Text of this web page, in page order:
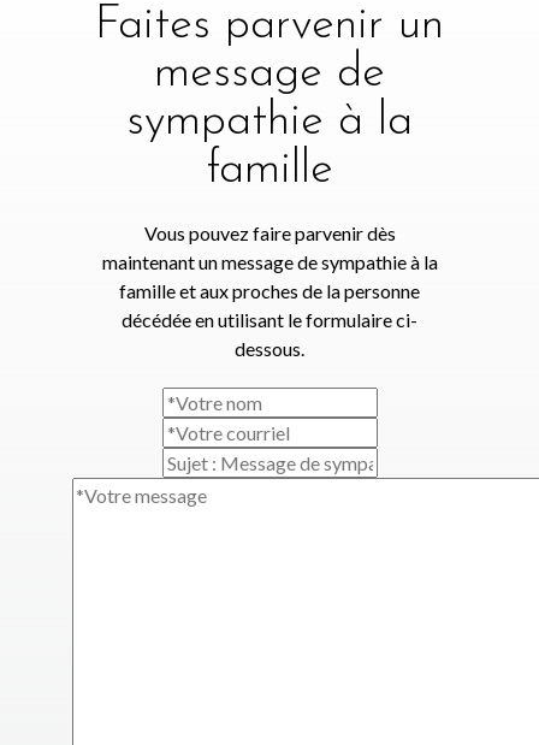
Faites parvenir un
message de
sympathie à la
famille
Vous pouvez faire parvenir dès
maintenant un message de sympathie à la
famille et aux proches de la personne
décédée en utilisant le formulaire ci-
dessous.